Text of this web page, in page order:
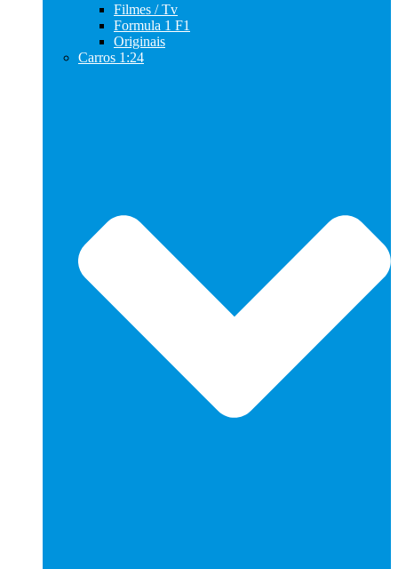
Filmes / Tv
Formula 1 F1
Originais
Carros 1:24